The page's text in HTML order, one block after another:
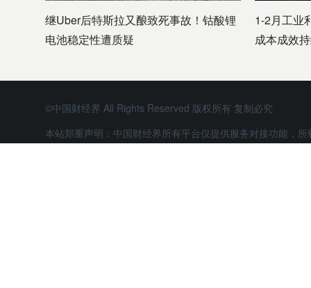
继Uber后特斯拉又酿致死事故！钴酸锂
电池稳定性遭质疑
1-2月工业
成本成效
©中国财经界 All Rights Reserved 版权所有 复制必究
本站郑重声明：中国财经界所有平台仅提供服务对接功能，